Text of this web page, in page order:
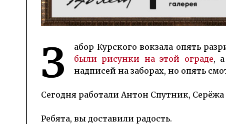
З абор Курского вокза­ла опять
были рисунки на этой ог­ра­де,
надписей на заборах, но опять
Сегодня работали Антон Спутник,
Ребята, вы доставили радость.